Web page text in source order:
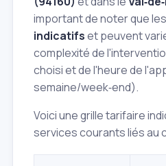
important de noter que
indicatifset peuvent
complexité de
choisi et de l'heure de
semaine/week‑end).
Voici une grille tarifaire
services courants liés au